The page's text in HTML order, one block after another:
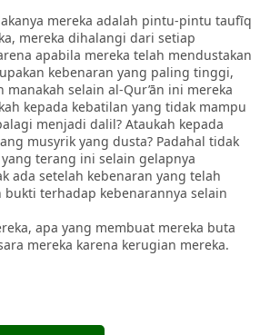
mereka adalah pintu-pintu taufīq
mereka dihalangi dari setiap
apabila mereka telah mendustakan
kebenaran yang paling tinggi,
manakah selain al-Qur’ān ini mereka
kepada kebatilan yang tidak mampu
menjadi dalil? Ataukah kepada
musyrik yang dusta? Padahal tidak
terang ini selain gelapnya
ada setelah kebenaran yang telah
terhadap kebenarannya selain
apa yang membuat mereka buta
mereka karena kerugian mereka.